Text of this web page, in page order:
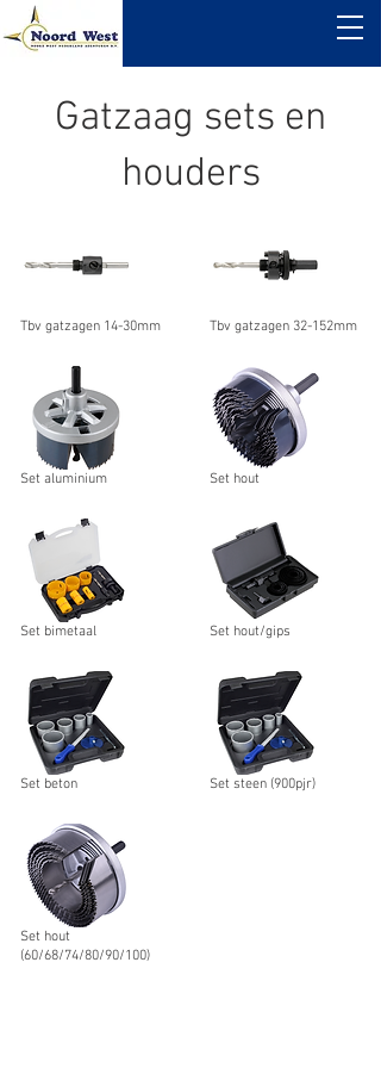
Gatzaag sets en
houders
Tbv gatzagen 14-30mm
Set aluminium
Set bimetaal
Set beton
Set hout
(60/68/74/80/90/100)
Tbv gatzagen 32-152mm
Set hout
Set hout/gips
Set steen (900pjr)